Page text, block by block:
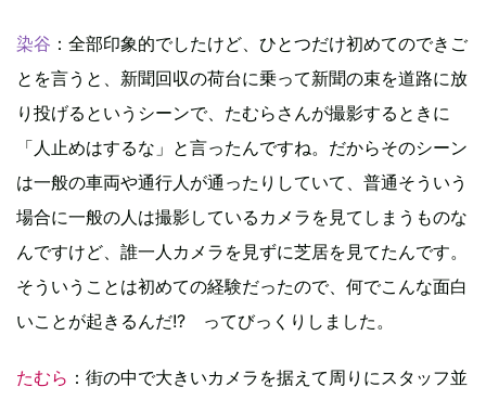
染谷 ：全部印象的でしたけど、ひとつだけ初めてのできご
とを言うと、新聞回収の荷台に乗って新聞の束を道路に放
り投げるというシーンで、たむらさんが撮影するときに
「人止めはするな」と言ったんですね。だからそのシーン
は一般の車両や通行人が通ったりしていて、普通そういう
場合に一般の人は撮影しているカメラを見てしまうものな
んですけど、誰一人カメラを見ずに芝居を見てたんです。
そういうことは初めての経験だったので、何でこんな面白
いことが起きるんだ!? ってびっくりしました。
たむら ：街の中で大きいカメラを据えて周りにスタッフ並